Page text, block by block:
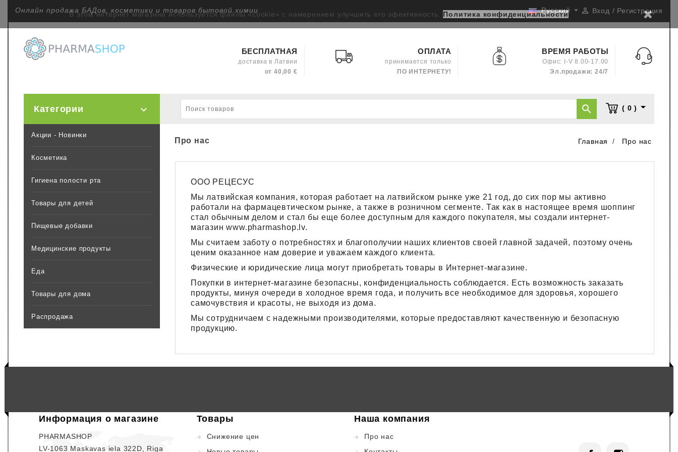
Онлайн продажа БАДов, косметики и товаров бытовой химии Русский   Вход / Регистрация
БЕСПЛАТНАЯ
доставка в Латвии
от 40,00 €
ОПЛАТА
принимается только
ПО ИНТЕРНЕТУ!
ВРЕМЯ РАБОТЫ
Офис: I-V 8.00-17.00
Эл.продажи: 24/7
( 0 ) 

Категории 
Акции - Новинки
Косметика
Гигиена полости рта
Товары для детей
Пищевые добавки
Медицинские продукты
Еда
Товары для дома
Распродажа
Про нас Главная Про нас
ООО РЕЦЕСУС
Мы латвийская компания, которая работает на латвийском рынке уже 21 год, до сих пор мы активно
работали на фармацевтическом рынке, а также в розничном сегменте. Так как в настоящее время шоппинг
стал обычным делом и стал бы еще более доступным для каждого покупателя, мы создали интернет-
магазин www.pharmashop.lv.
Мы считаем заботу о потребностях и благополучии наших клиентов своей главной задачей, поэтому очень
ценим оказанное нам доверие и уважаем каждого клиента.
Физические и юридические лица могут приобретать товары в Интернет-магазине.
Покупки в интернет-магазине безопасны, конфиденциальность соблюдается. Есть возможность заказать
продукты, минуя очереди в холодное время года, и получить все необходимое для здоровья, хорошего
самочувствия и красоты, не выходя из дома.
Мы сотрудничаем с надежными производителями, которые предоставляют качественную и безопасную
продукцию.
Facebook
Информация о магазине
PHARMASHOP
LV-1063 Maskavas iela 322D, Riga
В этом интернет магазине используется файлы «cookie» с намерением улучшить его эфективность. Политика конфиденциальности
Товары
Снижение цен
Наша компания
Про нас